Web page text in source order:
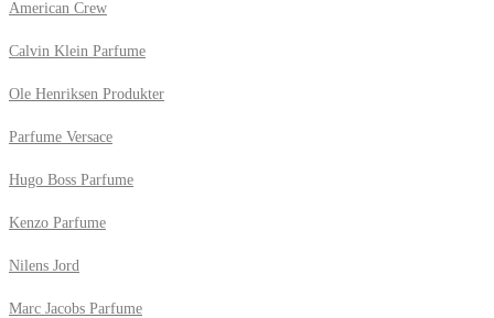
American Crew
Calvin Klein Parfume
Ole Henriksen Produkter
Parfume Versace
Hugo Boss Parfume
Kenzo Parfume
Nilens Jord
Marc Jacobs Parfume